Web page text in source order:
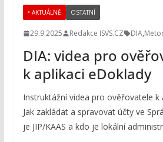
• AKTUÁLNĚ OSTATNÍ
29.9.2025 Redakce ISVS.CZ DIA,
DIA: videa pro
k aplikaci eDoklady
Instruktážní videa pro ověřovatele k
Jak zakládat a spravovat účty ve
je JIP/KAAS a kdo je lokální